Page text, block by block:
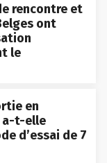
rencontre et
ont
le
en
a-t-elle
d’essai de 7